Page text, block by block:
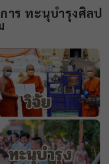
าร ทะนุบำรุงศิลป